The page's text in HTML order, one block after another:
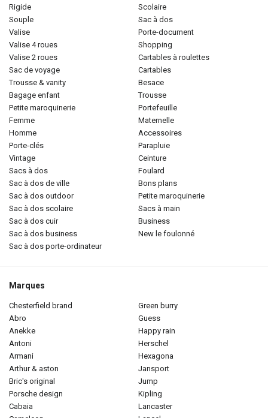
rigide
souple
valise
valise 4 roues
valise 2 roues
sac de voyage
trousse & vanity
bagage enfant
petite maroquinerie
femme
homme
porte-clés
vintage
sacs à dos
sac à dos de ville
sac à dos outdoor
sac à dos scolaire
sac à dos cuir
sac à dos business
sac à dos porte-ordinateur
scolaire
sac à dos
porte-document
shopping
cartables à roulettes
cartables
besace
trousse
portefeuille
maternelle
accessoires
parapluie
ceinture
foulard
bons plans
petite maroquinerie
sacs à main
business
new le foulonné
Marques
chesterfield brand
abro
anekke
antoni
armani
arthur & aston
bric's original
porsche design
cabaia
green burry
guess
happy rain
herschel
hexagona
jansport
jump
kipling
lancaster